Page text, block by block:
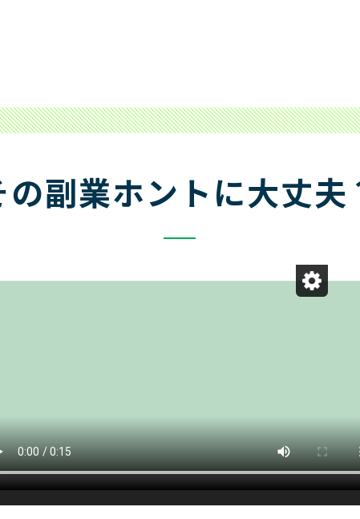
提携ATM
報 レイマルアイランド おしえて！レイク 企業
1秒診断
の副業ホントに大丈夫